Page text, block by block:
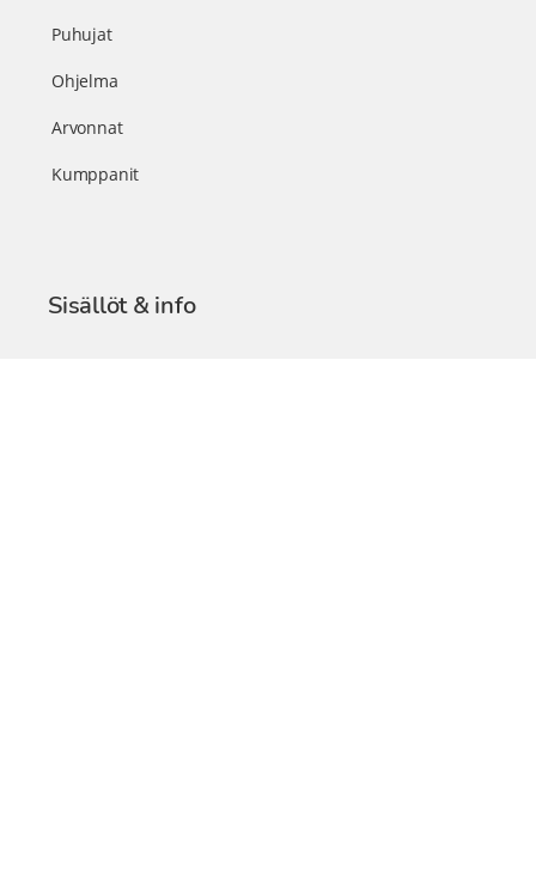
Puhujat
Ohjelma
Arvonnat
Kumppanit
Sisällöt & info